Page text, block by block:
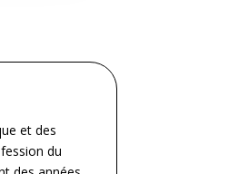
et des
du